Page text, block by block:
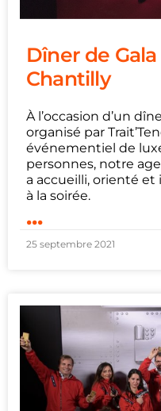
Dîner de
Chantilly
À l’occasion d’un
organisé par
événementiel de
personnes, notre
a accueilli, orienté
à la soirée.
...
25 septembre 2021